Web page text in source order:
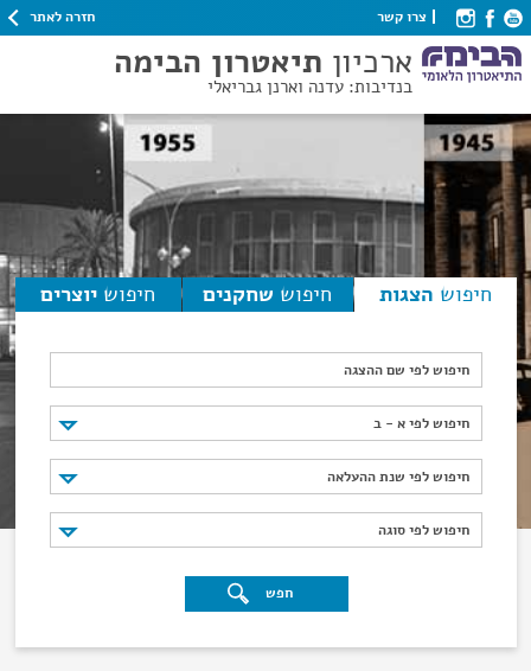
צרו קשר חזרה לאתר
ארכיון תיאטרון הבימה
בנדיבות: עדנה וארנן גבריאלי
חיפוש הצגות חיפוש שחקנים חיפוש יוצרים
חיפוש לפי שם ההצגה
חיפוש לפי א - ב
חיפוש לפי א - ב
חיפוש לפי שנת ההעלאה
חיפוש לפי שנת ההעלאה
חיפוש לפי סוגה
חיפוש לפי סוגה
חפש